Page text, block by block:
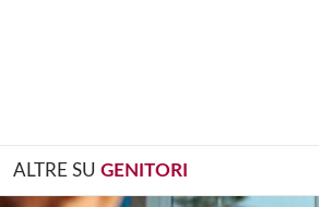
ALTRE SU GENITORI